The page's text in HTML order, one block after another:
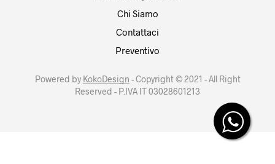
Chi Siamo
Contattaci
Preventivo
Powered by KokoDesign - Copyright © 2021 - All Right
Reserved - P.IVA IT 03028601213